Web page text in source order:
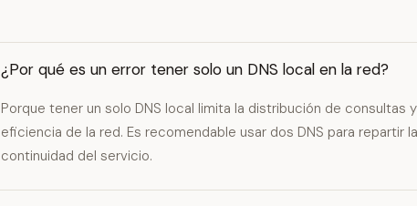
¿Por qué es un error tener solo un DNS local en la red?
Porque tener un solo DNS local limita la distribución de consultas
eficiencia de la red. Es recomendable usar dos DNS para repartir
continuidad del servicio.